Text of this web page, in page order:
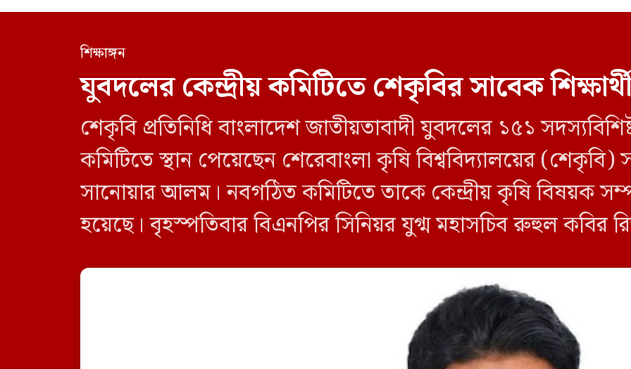
শিক্ষাঙ্গন
যুবদলের কেন্দ্রীয় কমিটিতে শেকৃবির সাবেক
শেকৃবি প্রতিনিধি বাংলাদেশ জাতীয়তাবাদী যুবদলের ১৫১ সদস্যবিশিষ্ট
কমিটিতে স্থান পেয়েছেন শেরেবাংলা কৃষি বিশ্ববিদ্যালয়ের (শেকৃবি)
সানোয়ার আলম। নবগঠিত কমিটিতে তাকে কেন্দ্রীয় কৃষি বিষয়ক
হয়েছে। বৃহস্পতিবার বিএনপির সিনিয়র যুগ্ম মহাসচিব রুহুল কবির